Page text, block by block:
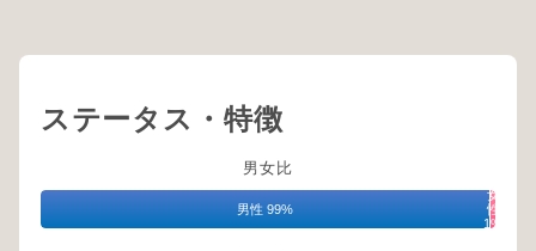
ステータス・特徴
男女比
男性 99%
女
性
1%